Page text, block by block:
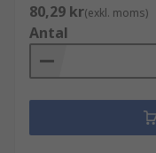
80,29 kr(exkl. moms)
Antal